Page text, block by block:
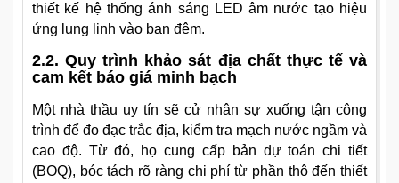
thiết kế hệ thống ánh sáng LED âm nước tạo hiệu
ứng lung linh vào ban đêm.
2.2. Quy trình khảo sát địa chất thực tế và
cam kết báo giá minh bạch
Một nhà thầu uy tín sẽ cử nhân sự xuống tận công
trình để đo đạc trắc địa, kiểm tra mạch nước ngầm và
cao độ. Từ đó, họ cung cấp bản dự toán chi tiết
(BOQ), bóc tách rõ ràng chi phí từ phần thô đến thiết